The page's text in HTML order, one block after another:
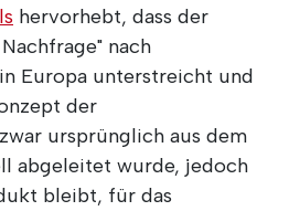
hervorhebt, dass der
nach
Europa unterstreicht und
der
ursprünglich aus dem
abgeleitet wurde, jedoch
bleibt, für das